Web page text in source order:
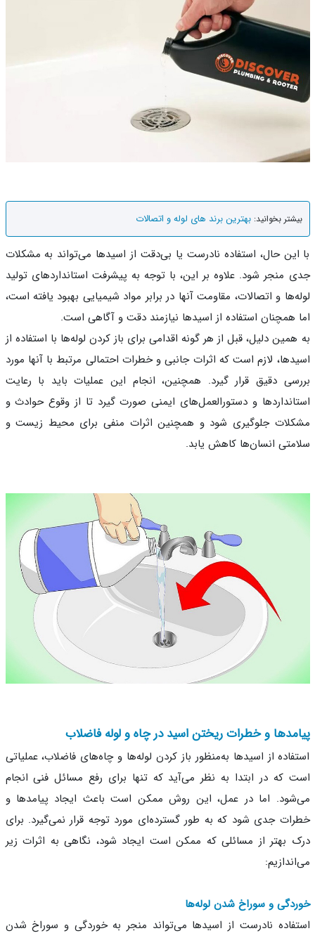
بخوانید:بهترین برند های لوله و اتصالات
حال، استفاده نادرست یا بی‌دقت از اسیدها می‌تواند به مشکلات
منجر شود. علاوه بر این، با توجه به پیشرفت استانداردهای تولید
و اتصالات، مقاومت آنها در برابر مواد شیمیایی بهبود یافته است،
همچنان استفاده از اسیدها نیازمند دقت و آگاهی است.
دلیل، قبل از هر گونه اقدامی برای باز کردن لوله‌ها با استفاده از
لازم است که اثرات جانبی و خطرات احتمالی مرتبط با آنها مورد
دقیق قرار گیرد. همچنین، انجام این عملیات باید با رعایت
و دستورالعمل‌های ایمنی صورت گیرد تا از وقوع حوادث و
جلوگیری شود و همچنین اثرات منفی برای محیط زیست و
انسان‌ها کاهش یابد.
و خطرات ریختن اسید در چاه و لوله فاضلاب
از اسیدها به‌منظور باز کردن لوله‌ها و چاه‌های فاضلاب، عملیاتی
که در ابتدا به نظر می‌آید که تنها برای رفع مسائل فنی انجام
اما در عمل، این روش ممکن است باعث ایجاد پیامدها و
جدی شود که به طور گسترده‌ای مورد توجه قرار نمی‌گیرد. برای
بهتر از مسائلی که ممکن است ایجاد شود، نگاهی به اثرات زیر
و سوراخ شدن لوله‌ها
نادرست از اسیدها می‌تواند منجر به خوردگی و سوراخ شدن